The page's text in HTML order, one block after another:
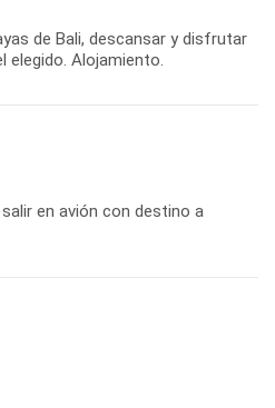
de Bali, descansar y disfrutar
elegido. Alojamiento.
en avión con destino a